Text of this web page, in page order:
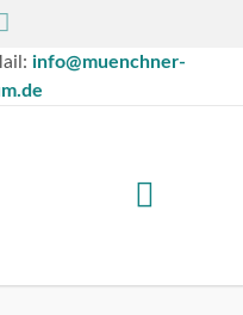
info@muenchner-